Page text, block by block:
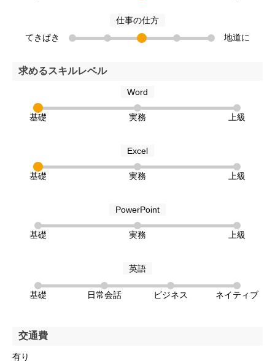
仕事の仕方
てきぱき
地道に
求めるスキルレベル
Word
基礎 実務 上級
Excel
基礎 実務 上級
PowerPoint
基礎 実務 上級
英語
基礎 日常会話 ビジネス ネイティブ
交通費
有り